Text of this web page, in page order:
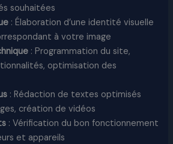
souhaitées
: Élaboration d’une identité visuelle
à votre image
: Programmation du site,
optimisation des
: Rédaction de textes optimisés
création de vidéos
: Vérification du bon fonctionnement
et appareils